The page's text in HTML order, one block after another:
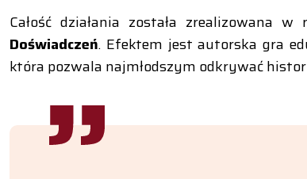
Całość działania została zrealizowana
Doświadczeń. Efektem jest autorska gra
która pozwala najmłodszym odkrywać